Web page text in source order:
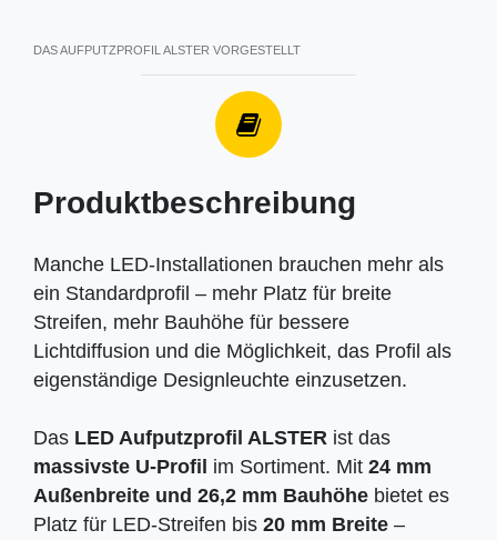
DAS AUFPUTZPROFIL ALSTER VORGESTELLT
Produktbeschreibung
Manche LED-Installationen brauchen mehr als
ein Standardprofil – mehr Platz für breite
Streifen, mehr Bauhöhe für bessere
Lichtdiffusion und die Möglichkeit, das Profil als
eigenständige Designleuchte einzusetzen.
Das LED Aufputzprofil ALSTER ist das
massivste U-Profil im Sortiment. Mit 24 mm
Außenbreite und 26,2 mm Bauhöhe bietet es
Platz für LED-Streifen bis 20 mm Breite –